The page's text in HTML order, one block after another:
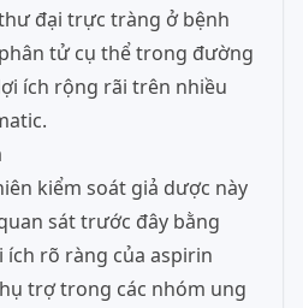
đại trực tràng ở bệnh
tử cụ thể trong đường
ích rộng rãi trên nhiều
kiểm soát giả dược này
sát trước đây bằng
rõ ràng của aspirin
trợ trong các nhóm ung